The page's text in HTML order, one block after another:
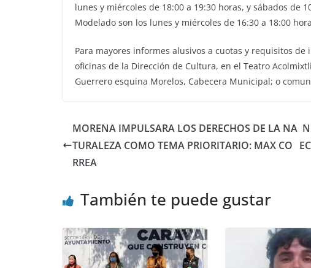
lunes y miércoles de 18:00 a 19:30 horas, y sábados de
Modelado son los lunes y miércoles de 16:30 a 18:00
Para mayores informes alusivos a cuotas y requisitos
oficinas de la Dirección de Cultura, en el Teatro
Guerrero esquina Morelos, Cabecera Municipal; o
MORENA IMPULSARA LOS DERECHOS DE LA NA
TURALEZA COMO TEMA PRIORITARIO: MAX CO
RREA
También te puede gustar